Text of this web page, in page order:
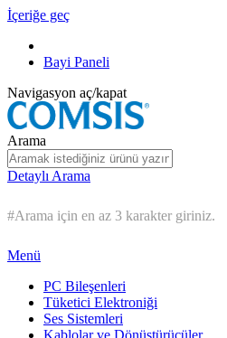
İçeriğe geç
Bayi Paneli
Navigasyon aç/kapat
Arama
Detaylı Arama
#Arama için en az 3 karakter giriniz.
Menü
PC Bileşenleri
Tüketici Elektroniği
Ses Sistemleri
Kablolar ve Dönüştürücüler